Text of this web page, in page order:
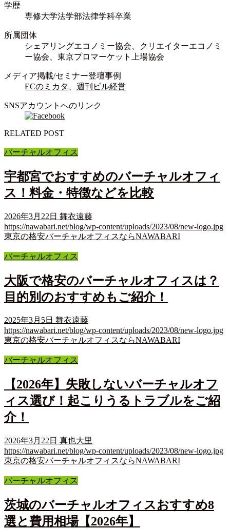
学歴
専修大学法学部法律学科卒業
所属団体
シェアリングエコノミー協会、クリエイターエコノミ
ー協会、東京プロマーケット上場協会
メディア掲載/セミナー登壇事例
ECのミカタ
週刊ビル経営
SNSアカウントへのリンク
RELATED POST
バーチャルオフィス
宇都宮でおすすめのバーチャルオフィ
ス！料金・特徴などを比較
2026年3月22日 舞衣遠藤
https://nawabari.net/blog/wp-content/uploads/2023/08/new-logo.jpg
東京の格安バーチャルオフィスならNAWABARI
バーチャルオフィス
大阪で格安のバーチャルオフィスは？
目的別のおすすめもご紹介！
2025年3月5日 舞衣遠藤
https://nawabari.net/blog/wp-content/uploads/2023/08/new-logo.jpg
東京の格安バーチャルオフィスならNAWABARI
バーチャルオフィス
【2026年】失敗しないバーチャルオフ
ィス選び！起こりうるトラブルをご紹
介！
2026年3月22日 真也大里
https://nawabari.net/blog/wp-content/uploads/2023/08/new-logo.jpg
東京の格安バーチャルオフィスならNAWABARI
バーチャルオフィス
茨城のバーチャルオフィスおすすめ8
選と費用相場【2026年】